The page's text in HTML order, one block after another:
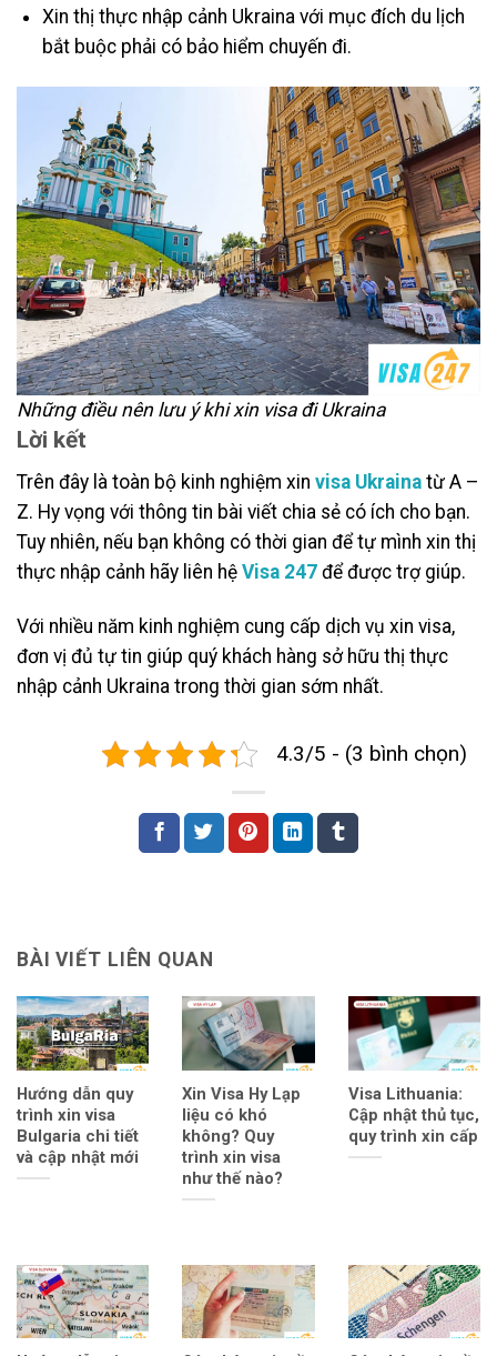
Xin thị thực nhập cảnh Ukraina với mục đích du lịch
bắt buộc phải có bảo hiểm chuyến đi.
Những điều nên lưu ý khi xin visa đi Ukraina
Lời kết
Trên đây là toàn bộ kinh nghiệm xin visa Ukraina từ A –
Z. Hy vọng với thông tin bài viết chia sẻ có ích cho bạn.
Tuy nhiên, nếu bạn không có thời gian để tự mình xin thị
thực nhập cảnh hãy liên hệ Visa 247 để được trợ giúp.
Với nhiều năm kinh nghiệm cung cấp dịch vụ xin visa,
đơn vị đủ tự tin giúp quý khách hàng sở hữu thị thực
nhập cảnh Ukraina trong thời gian sớm nhất.
4.3/5 - (3 bình chọn)
BÀI VIẾT LIÊN QUAN
Hướng dẫn quy
trình xin visa
Bulgaria chi tiết
và cập nhật mới
Xin Visa Hy Lạp
liệu có khó
không? Quy
trình xin visa
như thế nào?
Visa Lithuania:
Cập nhật thủ tục,
quy trình xin cấp